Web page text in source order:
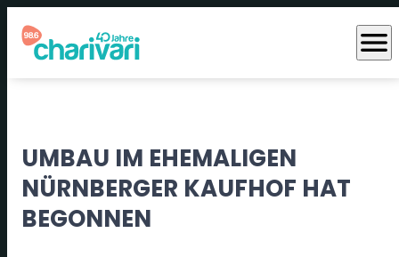
menu
UMBAU IM EHEMALIGEN
NÜRNBERGER KAUFHOF HAT
BEGONNEN